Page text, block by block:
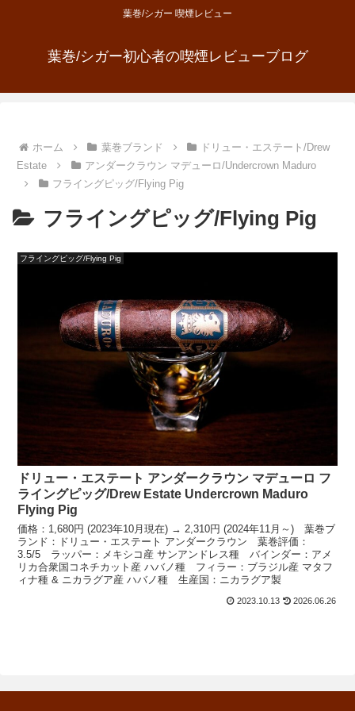
葉巻/シガー 喫煙レビュー
葉巻/シガー初心者の喫煙レビューブログ
ホーム 葉巻ブランド
ドリュー・エステート/Drew
Estate
アンダークラウン マデューロ/Undercrown Maduro
フライングピッグ/Flying Pig
フライングピッグ/Flying Pig
フライングピッグ/Flying Pig
ドリュー・エステート アンダークラウン マデューロ フ
ライングピッグ/Drew Estate Undercrown Maduro
Flying Pig
価格：1,680円 (2023年10月現在) → 2,310円 (2024年11月～) 葉巻ブ
ランド：ドリュー・エステート アンダークラウン 葉巻評価：
3.5/5 ラッパー：メキシコ産 サンアンドレス種 バインダー：アメ
リカ合衆国コネチカット産 ハバノ種 フィラー：ブラジル産 マタフ
ィナ種 & ニカラグア産 ハバノ種 生産国：ニカラグア製
2023.10.13 2026.06.26